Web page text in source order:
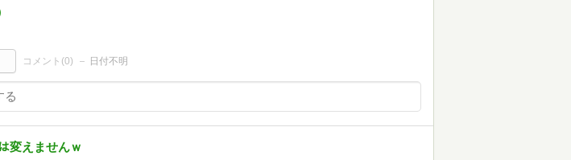
コメント(0) 日付不明
変えませんｗ